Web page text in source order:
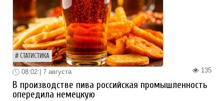
СТАТИСТИКА
135
08:02 | 7 августа
В производстве пива российская промышленность
опередила немецкую